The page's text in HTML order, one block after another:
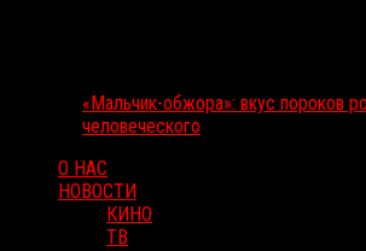
«Мальчик-обжора»: вкус пороков
человеческого
О НАС
НОВОСТИ
КИНО
ТВ